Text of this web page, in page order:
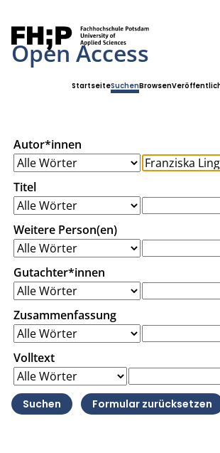
Open Access
StartseiteSuchenBrowsen
Autor*innen
Titel
Weitere Person(en)
Gutachter*innen
Zusammenfassung
Volltext